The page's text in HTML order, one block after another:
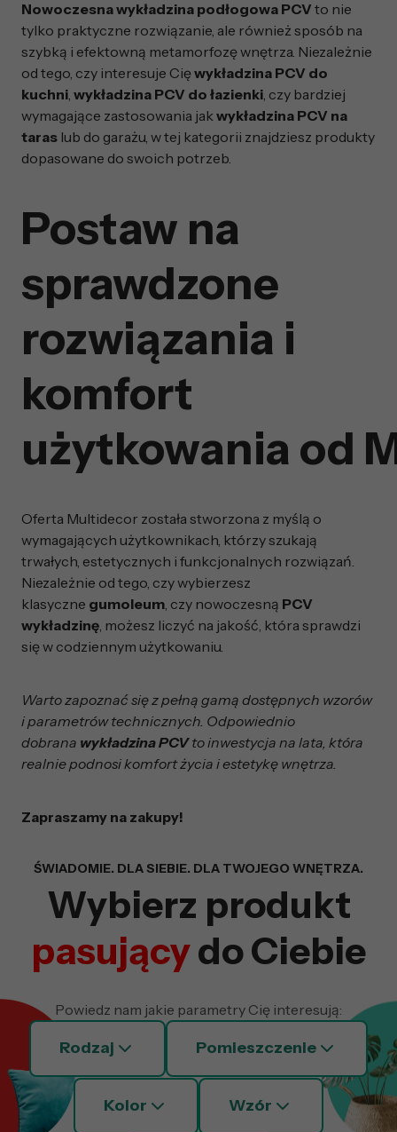
Nowoczesna wykładzina podłogowa PCV to nie
tylko praktyczne rozwiązanie, ale również sposób na
szybką i efektowną metamorfozę wnętrza. Niezależnie
od tego, czy interesuje Cięwykładzina PCV do
kuchni wykładzina PCV do łazienki , czy bardziej
wymagające zastosowania jak wykładzina PCV na
taras lub do garażu, w tej kategorii znajdziesz produkty
dopasowane do swoich potrzeb.
Postaw na
sprawdzone
rozwiązania i
komfort
użytkowania od
Oferta Multidecor została stworzona z myślą o
wymagających użytkownikach, którzy szukają
trwałych, estetycznych i funkcjonalnych rozwiązań.
Niezależnie od tego, czy wybierzesz
klasyczne gumoleum , czy nowoczesną PCV
wykładzinę , możesz liczyć na jakość, która sprawdzi
się w codziennym użytkowaniu.
Warto zapoznać się z pełną gamą dostępnych wzorów
i parametrów technicznych. Odpowiednio
dobrana wykładzina PCVto inwestycja na lata, która
realnie podnosi komfort życia i estetykę wnętrza.
Zapraszamy na zakupy!
Wyszukiwarka z
ŚWIADOMIE. DLA SIEBIE. DLA TWOJEGO WNĘTRZA.
Wybierz produkt
pasującydo Ciebie
Powiedz nam jakie parametry Cię interesują:
Rodzaj Pomieszczenie
Kolor Wzór